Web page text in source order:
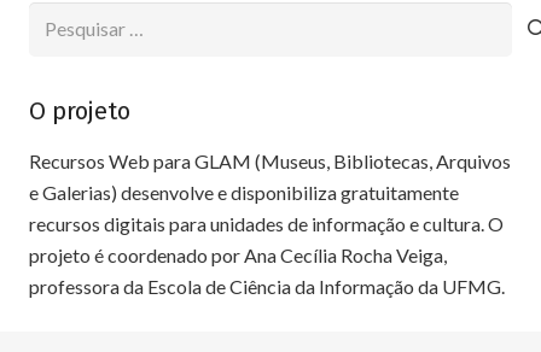
O projeto
Recursos Web para GLAM (Museus, Bibliotecas, Arquivos
e Galerias) desenvolve e disponibiliza gratuitamente
recursos digitais para unidades de informação e cultura. O
projeto é coordenado por Ana Cecília Rocha Veiga,
professora da Escola de Ciência da Informação da UFMG.